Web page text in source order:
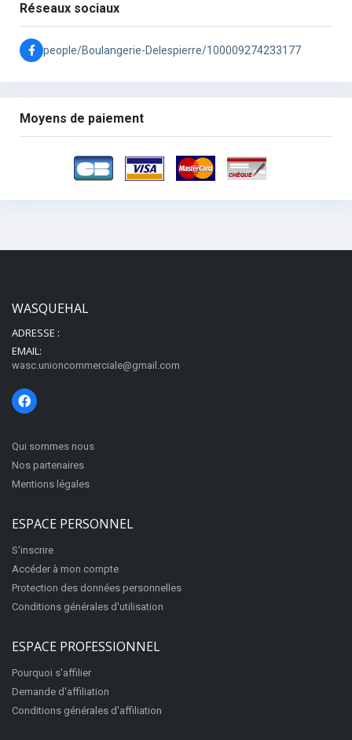
Réseaux sociaux
people/Boulangerie-Delespierre/100009274233177
Moyens de paiement
WASQUEHAL
ADRESSE :
EMAIL:
wasc.unioncommerciale@gmail.com
Qui sommes nous
Nos partenaires
Mentions légales
ESPACE PERSONNEL
S'inscrire
Accéder à mon compte
Protection des données personnelles
Conditions générales d'utilisation
ESPACE PROFESSIONNEL
Pourquoi s'affilier
Demande d'affiliation
Conditions générales d'affiliation